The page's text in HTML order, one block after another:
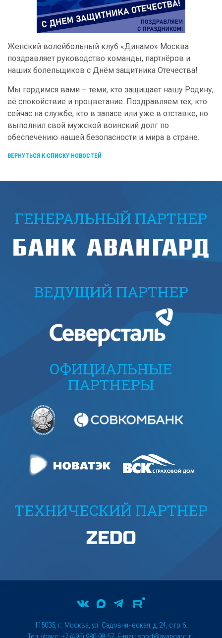
Женский волейбольный клуб «Динамо» Москва
поздравляет руководство команды, партнёров и
наших болельщиков с Днём защитника Отечества!
Мы гордимся вами – теми, кто защищает нашу Родину,
её спокойствие и процветание. Поздравляем тех, кто
сейчас на службе, кто в запасе или уже в отставке, но
выполнил свой мужской воинский долг по
обеспечению нашей безопасности и мира в стране.
ВЕРНУТЬСЯ К СПИСКУ НОВОСТЕЙ
ГЕНЕРАЛЬНЫЙ ПАРТНЕР
ВЕДУЩИЙ ПАРТНЕР
ОФИЦИАЛЬНЫЕ
ПАРТНЕРЫ
ТЕХНИЧЕСКИЙ ПАРТНЕР
115035, г. Москва, ул. Садовническая, д.24, стр.6.